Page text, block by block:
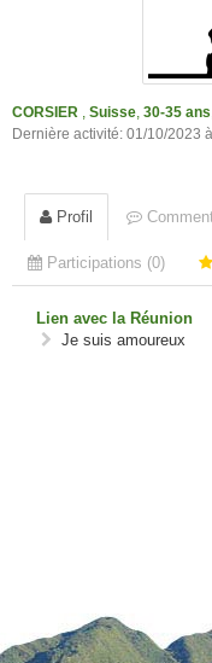
CORSIER Suisse 30-35 ans
Dernière activité: 01/10/2023
Profil
Participations (0)
Lien avec la Réunion
Je suis amoureux